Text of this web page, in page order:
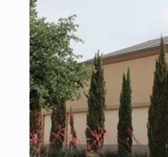
Asume
Policías
Procesan
Detienen a
México no